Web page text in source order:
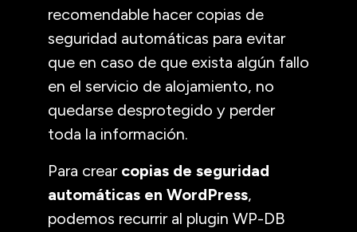
recomendable hacer copias de
seguridad automáticas para evitar
que en caso de que exista algún fallo
en el servicio de alojamiento, no
quedarse desprotegido y perder
toda la información.
Para crear copias de seguridad
automáticas en WordPress,
podemos recurrir al plugin WP-DB